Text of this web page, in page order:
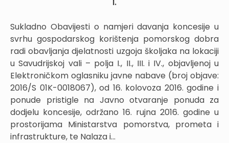
Sukladno Obavijesti o namjeri davanja koncesije u
svrhu gospodarskog korištenja pomorskog dobra
radi obavljanja djelatnosti uzgoja školjaka na lokaciji
u Savudrijskoj vali – polja I., II., III. i IV., objavljenoj u
Elektroničkom oglasniku javne nabave (broj objave:
2016/S 01K-0018067), od 16. kolovoza 2016. godine i
ponude pristigle na Javno otvaranje ponuda za
dodjelu koncesije, održano 16. rujna 2016. godine u
prostorijama Ministarstva pomorstva, prometa i
infrastrukture, te Nalaza i...